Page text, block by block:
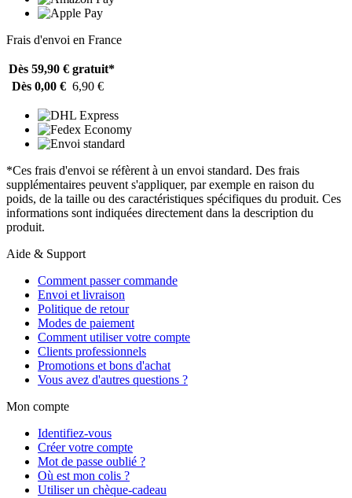
Frais d'envoi en France
Dès 59,90 € gratuit*
Dès 0,00 € 6,90 €
*Ces frais d'envoi se réfèrent à un envoi standard. Des frais
supplémentaires peuvent s'appliquer, par exemple en raison du
poids, de la taille ou des caractéristiques spécifiques du produit. Ces
informations sont indiquées directement dans la description du
produit.
Aide & Support
Comment passer commande
Envoi et livraison
Politique de retour
Modes de paiement
Comment utiliser votre compte
Clients professionnels
Promotions et bons d'achat
Vous avez d'autres questions ?
Mon compte
Identifiez-vous
Créer votre compte
Mot de passe oublié ?
Où est mon colis ?
Utiliser un chèque-cadeau